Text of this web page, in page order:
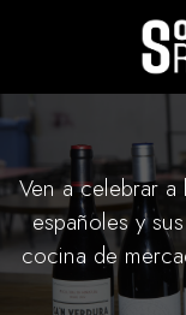
Ven a celebrar
españoles y
cocina de